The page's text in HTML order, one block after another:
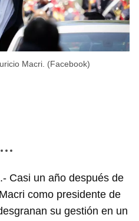
Macri. (Facebook)
Casi un año después de
como presidente de
su gestión en un